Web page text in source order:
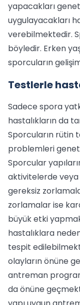
yapacakları
uygulayacakları
verebilmektedir.
böyledir. Erken
sporcuların
Testlerle
Sadece spora
hastalıkların da
Sporcuların rütin
problemleri
Sporcular
aktivitelerde
gereksiz
zorlamalar ise
büyük etki
hastalıklara
tespit
olayların önüne
antreman
da önüne